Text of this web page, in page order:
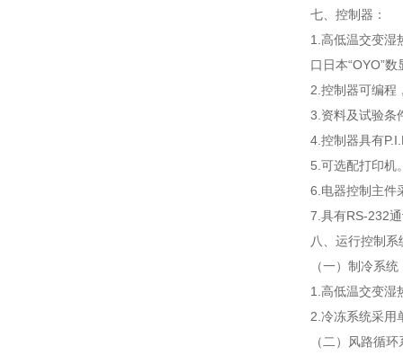
七、控制器：
1.高低温交变湿
口日本“OYO”
2.控制器可编程
3.资料及试验条
4.控制器具有
5.可选配打印机
6.电器控制主件
7.具有RS-232
八、运行控制系
（一）制冷系统
1.高低温交变湿
2.冷冻系统采用
（二）风路循